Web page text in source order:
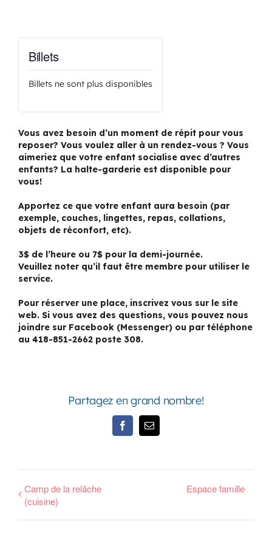
Billets
Billets ne sont plus disponibles
Vous avez besoin d’un moment de répit pour vous
reposer? Vous voulez aller à un rendez-vous ? Vous
aimeriez que votre enfant socialise avec d’autres
enfants? La halte-garderie est disponible pour
vous!
Apportez ce que votre enfant aura besoin (par
exemple, couches, lingettes, repas, collations,
objets de réconfort, etc).
3$ de l’heure ou 7$ pour la demi-journée.
Veuillez noter qu’il faut être membre pour utiliser le
service.
Pour réserver une place, inscrivez vous sur le site
web. Si vous avez des questions, vous pouvez nous
joindre sur Facebook (Messenger) ou par téléphone
au 418-851-2662 poste 308.
Partagez en grand nombre!
FacebookEmail
Camp de la relâche
(cuisine)
Espace famille